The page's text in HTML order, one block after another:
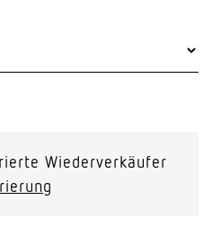
Wiederverkäufer